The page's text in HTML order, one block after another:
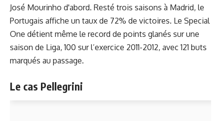
José Mourinho d'abord. Resté trois saisons à Madrid, le
Portugais affiche un taux de 72% de victoires. Le Special
One détient même le record de points glanés sur une
saison de Liga, 100 sur l’exercice 2011-2012, avec 121 buts
marqués au passage.
Le cas Pellegrini